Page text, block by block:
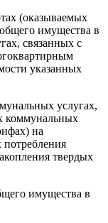
(оказываемых
имущества в
связанных с
указанных
услугах,
коммунальных
на
твердых
имущества в